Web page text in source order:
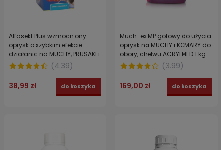
Alfasekt Plus wzmocniony
oprysk o szybkim efekcie
działania na MUCHY, PRUSAKI i
PLUSKWY 100 ml(4.39)
38,99 zł do koszyka
Much-ex MP gotowy do użycia
oprysk na MUCHY i KOMARY do
obory, chelwu ACRYLMED 1 kg
(3.99)
169,00 zł do koszyka